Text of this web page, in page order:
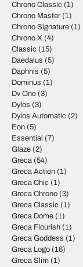
Chrono Classic (1)
Chrono Master (1)
Chrono Signature (1)
Chrono X (4)
Classic (15)
Daedalus (5)
Daphnis (5)
Dominus (1)
Dv One (3)
Dylos (3)
Dylos Automatic (2)
Eon (5)
Essential (7)
Glaze (2)
Greca (54)
Greca Action (1)
Greca Chic (1)
Greca Chrono (3)
Greca Classic (1)
Greca Dome (1)
Greca Flourish (1)
Greca Goddess (1)
Greca Logo (16)
Greca Slim (1)